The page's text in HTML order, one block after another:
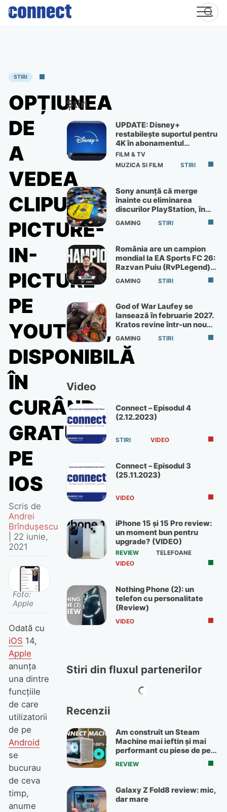
Skip
STIRI
OPȚIUNEA
DE
A
VEDEA
CLIPURI
PICTURE-
IN-
PICTURE
PE
YOUTUBE,
DISPONIBILĂ
ÎN
CURÂND
GRATUIT
PE
IOS
Scris de
Andrei
Brîndușescu
22 iunie,
2021
Foto:
Apple
Odată cu
iOS 14,
Apple
anunța
una dintre
funcțiile
de care
utilizatorii
de pe
Android
se
bucurau
de ceva
timp,
anume
Știri
UPDATE: Disney+
restabilește suportul pentru
4K în abonamentul
Premium
FILM & TV
MUZICA SI FILM
STIRI
Sony anunță că merge
înainte cu eliminarea
discurilor PlayStation, în
ciuda protestelor
GAMING STIRI
România are un campion
mondial la EA Sports FC 26:
Razvan Puiu (RvPLegend)
câștigă turneul de la Paris
GAMING STIRI
God of War Laufey se
lansează în februarie 2027.
Kratos revine într-un nou
God of War
GAMING STIRI
Video
Connect – Episodul 4
(2.12.2023)
STIRI VIDEO
Connect – Episodul 3
(25.11.2023)
VIDEO
iPhone 15 și 15 Pro review:
un moment bun pentru
upgrade? (VIDEO)
REVIEW
TELEFOANE
VIDEO
Nothing Phone (2): un
telefon cu personalitate
(Review)
VIDEO
Stiri din fluxul partenerilor
Recenzii
Am construit un Steam
Machine mai ieftin și mai
performant cu piese de pe
OLX
REVIEW
Galaxy Z Fold8 review: mic,
dar mare